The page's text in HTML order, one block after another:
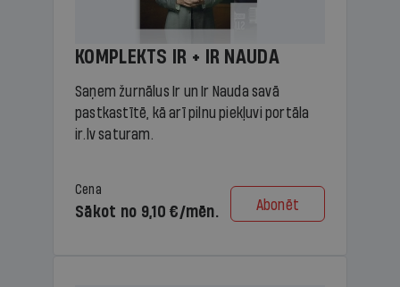
KOMPLEKTS IR + IR NAUDA
Saņem žurnālus Ir un Ir Nauda savā
pastkastītē, kā arī pilnu piekļuvi portāla
ir.lv saturam.
Cena
Sākot no 9,10 €/mēn. Abonēt